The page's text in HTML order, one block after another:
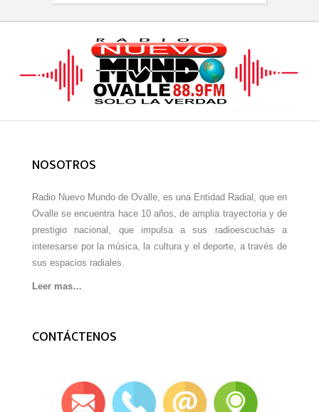
NOSOTROS
Radio Nuevo Mundo de Ovalle, es una Entidad Radial, que en
Ovalle se encuentra hace 10 años, de amplia trayectoria y de
prestigio nacional, que impulsa a sus radioescuchas a
interesarse por la música, la cultura y el deporte, a través de
sus espacios radiales.
Leer mas…
CONTÁCTENOS